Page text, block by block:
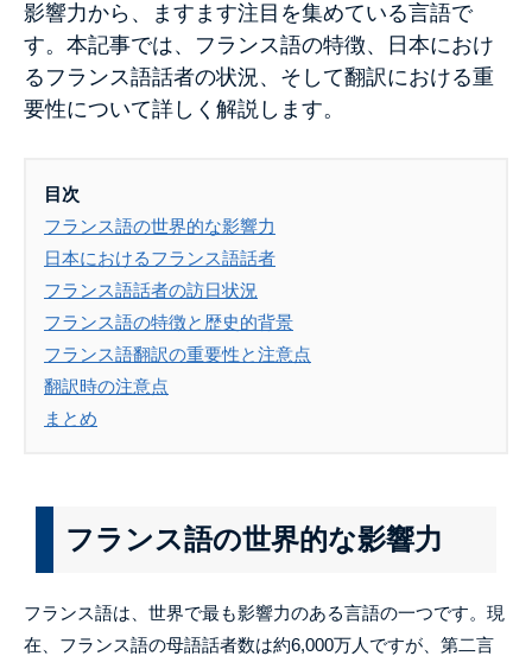
影響力から、ますます注目を集めている言語で
す。本記事では、フランス語の特徴、日本におけ
るフランス語話者の状況、そして翻訳における重
要性について詳しく解説します。
目次
フランス語の世界的な影響力
日本におけるフランス語話者
フランス語話者の訪日状況
フランス語の特徴と歴史的背景
フランス語翻訳の重要性と注意点
翻訳時の注意点
まとめ
フランス語の世界的な影響力
フランス語は、世界で最も影響力のある言語の一つです。現
在、フランス語の母語話者数は約6,000万人ですが、第二言